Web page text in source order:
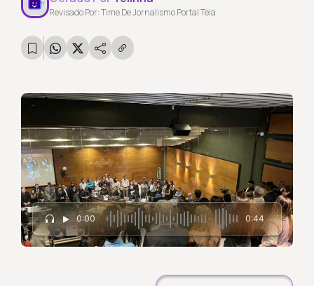
Revisado Por: Time De Jornalismo Portal Tela
0:00 0:44